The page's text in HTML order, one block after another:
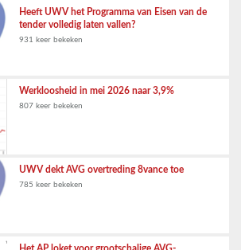
Heeft UWV het Programma van Eisen van de
tender volledig laten vallen?
931 keer bekeken
Werkloosheid in mei 2026 naar 3,9%
807 keer bekeken
UWV dekt AVG overtreding 8vance toe
785 keer bekeken
Het AP loket voor grootschalige AVG-